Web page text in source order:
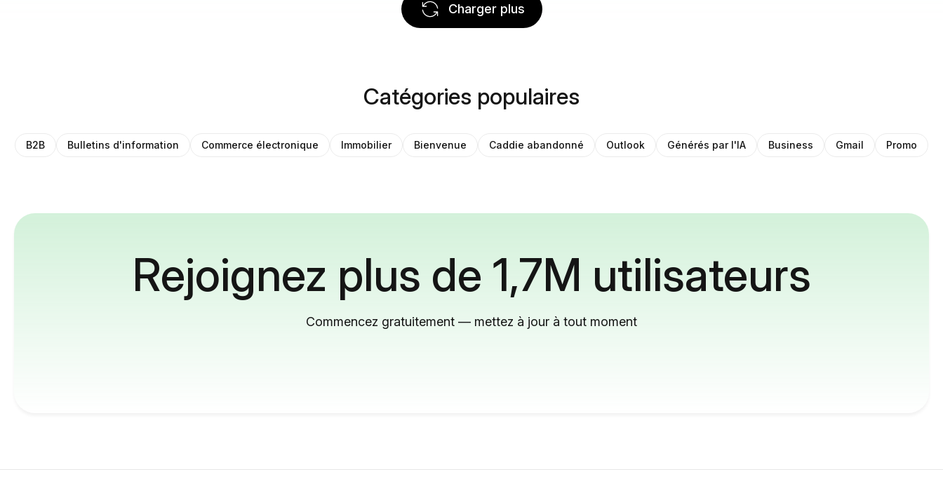
Charger plus
Catégories populaires
B2B Bulletins d'information Commerce électronique Immobilier Bienvenue Caddie abandonné Outlook Générés par l'IA Business Gmail Promo
Rejoignez plus de 1,7M utilisateurs
Commencez gratuitement — mettez à jour à tout moment